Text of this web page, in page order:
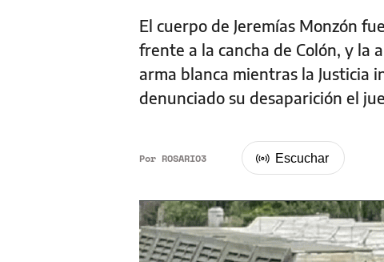
El cuerpo de Jeremías Monzón
frente a la cancha de Colón, y la
arma blanca mientras la Justicia
denunciado su desaparición el
Por ROSARIO3